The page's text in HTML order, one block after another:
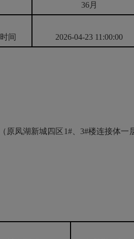
36月
间 2026-04-23 11:00:00
原凤湖新城四区1#、3#楼连接体一